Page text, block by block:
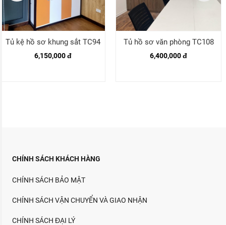
Tủ kệ hồ sơ khung sắt TC94
6,150,000 đ
Tủ hồ sơ văn phòng TC108
6,400,000 đ
CHÍNH SÁCH KHÁCH HÀNG
CHÍNH SÁCH BẢO MẬT
CHÍNH SÁCH VẬN CHUYỂN VÀ GIAO NHẬN
CHÍNH SÁCH ĐẠI LÝ